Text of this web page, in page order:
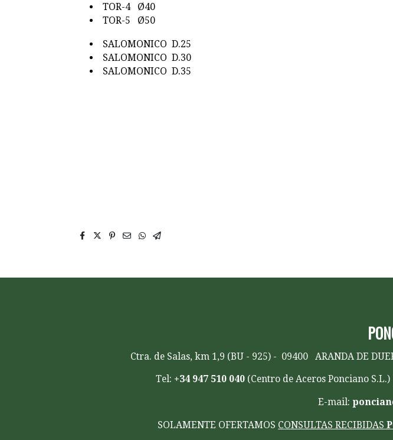
TOR-4 Ø40
TOR-5 Ø50
SALOMONICO D.25
SALOMONICO D.30
SALOMONICO D.35
Ctra. de Salas, km 1,9 (BU - 925) - 09400 ARANDA DE
Tel: +34 947 510 040 (Centro de Aceros Ponciano
E-mail:
SOLAMENTE OFERTAMOS CONSULTAS RECIBIDAS